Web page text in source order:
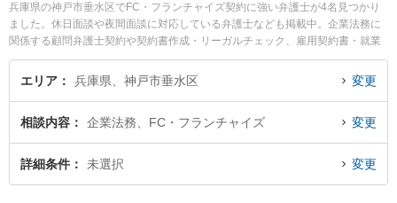
兵庫県の神戸市垂水区でFC・フランチャイズ契約に強い弁護士が4名見つかり
ました。休日面談や夜間面談に対応している弁護士なども掲載中。企業法務に
関係する顧問弁護士契約や契約書作成・リーガルチェック、雇用契約書・就業
規則作成等の細かな分野での絞り込み検索もでき便利です。特に神戸マリン綜
合法律事務所の西口 竜司弁護士や神戸マリン綜合法律事務所の佐々木 歌織弁護
C・フランチャイズ契約のトラブルを今すぐに弁護士に相談したい』『FC・フ
ランチャイズ契約のトラブル解決の実績豊富な近くの弁護士を検索したい』
『初回相談無料でFC・フランチャイズ契約を法律相談できる神戸市垂水区内の
エリア 兵庫県、神戸市垂水区 変更
相談内容 企業法務、FC・フランチャイズ 変更
詳細条件 未選択 変更